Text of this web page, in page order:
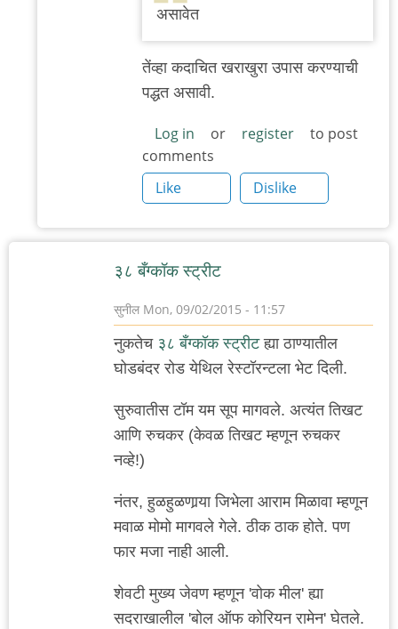
to
आणखी
by
'न'वी
बाजू
असावेत
तेंव्हा कदाचित खराखुरा उपास करण्याची
पद्धत असावी.
Log in or register
to post
comments
Like
Dislike
३८ बँग्कॉक स्ट्रीट
सुनील Mon, 09/02/2015 - 11:57
नुकतेच ३८ बँग्कॉक स्ट्रीटह्या ठाण्यातील
घोडबंदर रोड येथिल रेस्टॉरन्टला भेट दिली.
सुरुवातीस टॉम यम सूप मागवले. अत्यंत तिखट
आणि रुचकर (केवळ तिखट म्हणून रुचकर
नव्हे!)
नंतर, हुळहुळणार्‍या जिभेला आराम मिळावा म्हणून
मवाळ मोमो मागवले गेले. ठीक ठाक होते. पण
फार मजा नाही आली.
शेवटी मुख्य जेवण म्हणून 'वोक मील' ह्या
सदराखालील 'बोल ऑफ कोरियन रामेन' घेतले.